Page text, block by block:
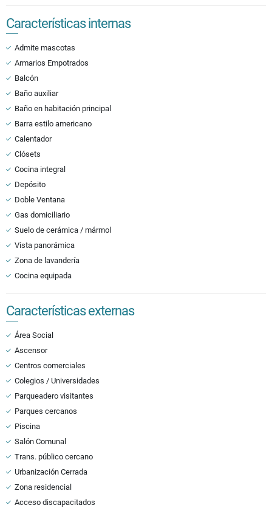
Características internas
Admite mascotas
Armarios Empotrados
Balcón
Baño auxiliar
Baño en habitación principal
Barra estilo americano
Calentador
Clósets
Cocina integral
Depósito
Doble Ventana
Gas domiciliario
Suelo de cerámica / mármol
Vista panorámica
Zona de lavandería
Cocina equipada
Características externas
Área Social
Ascensor
Centros comerciales
Colegios / Universidades
Parqueadero visitantes
Parques cercanos
Piscina
Salón Comunal
Trans. público cercano
Urbanización Cerrada
Zona residencial
Acceso discapacitados